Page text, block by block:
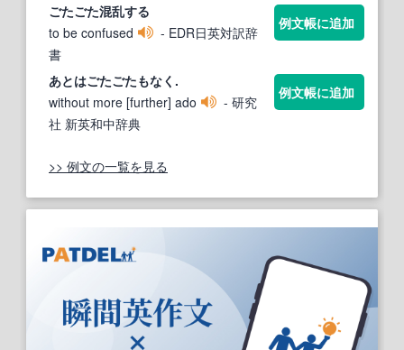
ごたごた混乱する
to be confused
- EDR日英対訳辞
書
例文帳に追加
あとはごたごたもなく.
without more [further] ado
- 研究
社 新英和中辞典
例文帳に追加
>> 例文の一覧を見る